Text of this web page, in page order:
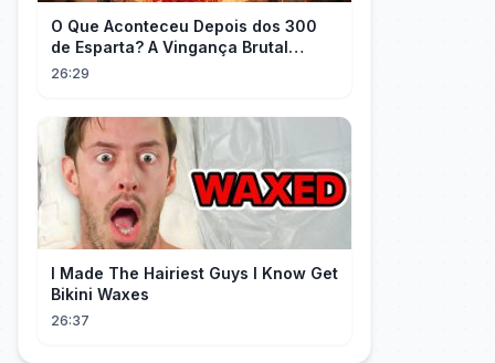
O Que Aconteceu Depois dos 300
de Esparta? A Vingança Brutal
Contra os Persas
26:29
I Made The Hairiest Guys I Know Get
Bikini Waxes
26:37